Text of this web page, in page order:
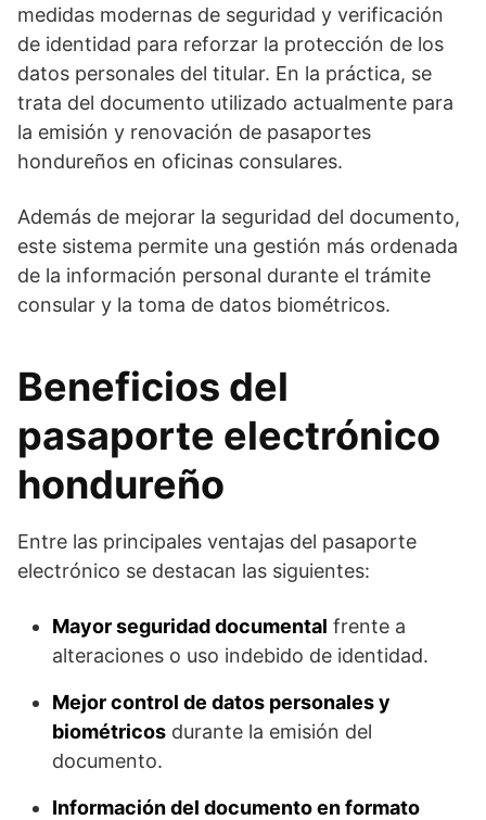
medidas modernas de seguridad y verificación
de identidad para reforzar la protección de los
datos personales del titular. En la práctica, se
trata del documento utilizado actualmente para
la emisión y renovación de pasaportes
hondureños en oficinas consulares.
Además de mejorar la seguridad del documento,
este sistema permite una gestión más ordenada
de la información personal durante el trámite
consular y la toma de datos biométricos.
Beneficios del
pasaporte electrónico
hondureño
Entre las principales ventajas del pasaporte
electrónico se destacan las siguientes:
Mayor seguridad documental frente a
alteraciones o uso indebido de identidad.
Mejor control de datos personales y
biométricos durante la emisión del
documento.
Información del documento en formato